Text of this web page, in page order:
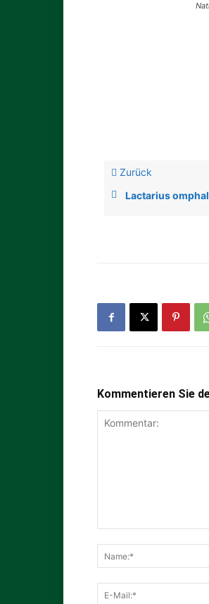
Zurück
Lactarius
Kommentieren Sie